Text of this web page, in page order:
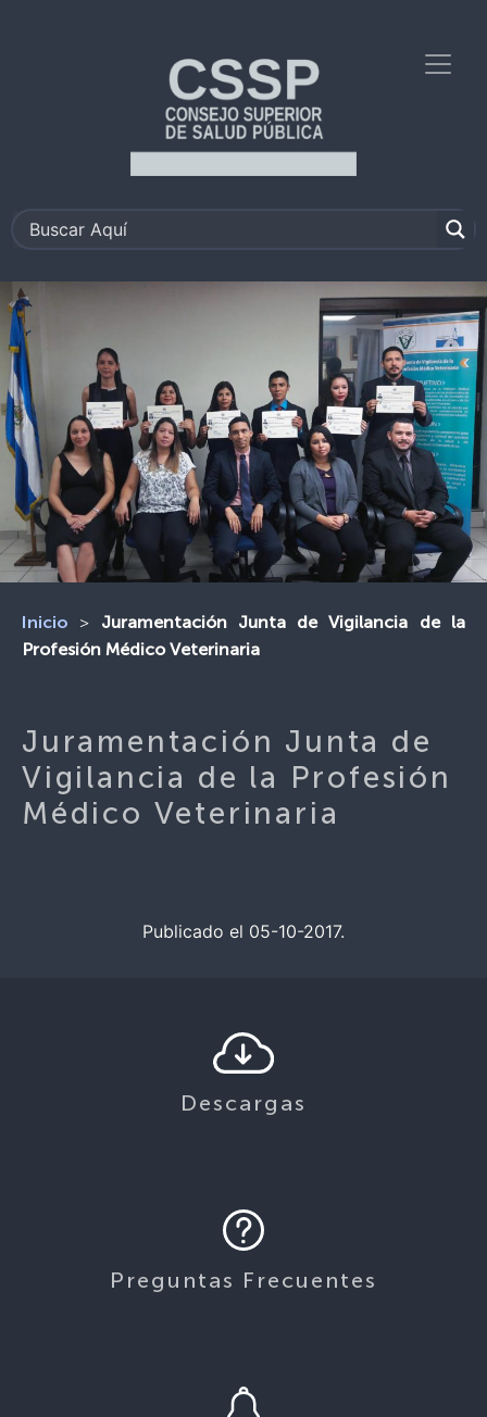
Inicio > Juramentación Junta de Vigilancia de la
Profesión Médico Veterinaria
Juramentación Junta de
Vigilancia de la Profesión
Médico Veterinaria
Publicado el 05-10-2017.
Descargas
Preguntas Frecuentes